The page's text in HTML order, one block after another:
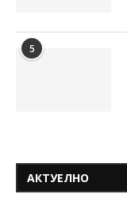
5
АКТУЕЛНО